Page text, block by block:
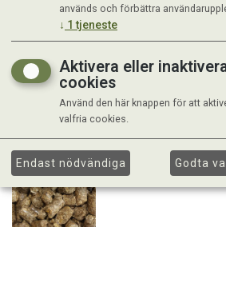
används och förbättra
↓ 1 tjeneste
Aktivera eller
cookies
Använd den här knappen för att
valfria cookies.
Endast nödvändiga Godta val